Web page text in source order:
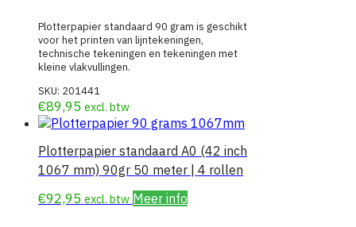
Plotterpapier standaard 90 gram is geschikt
voor het printen van lijntekeningen,
technische tekeningen en tekeningen met
kleine vlakvullingen.
SKU: 201441
€89,95 excl. btw
Plotterpapier standaard A0 (42 inch
1067 mm) 90gr 50 meter | 4 rollen
€92,95 excl. btw Meer info